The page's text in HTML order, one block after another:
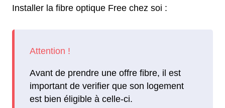
Installer la fibre optique Free chez soi :
Avant de prendre une offre fibre, il est
important de verifier que son logement
est bien éligible à celle-ci.